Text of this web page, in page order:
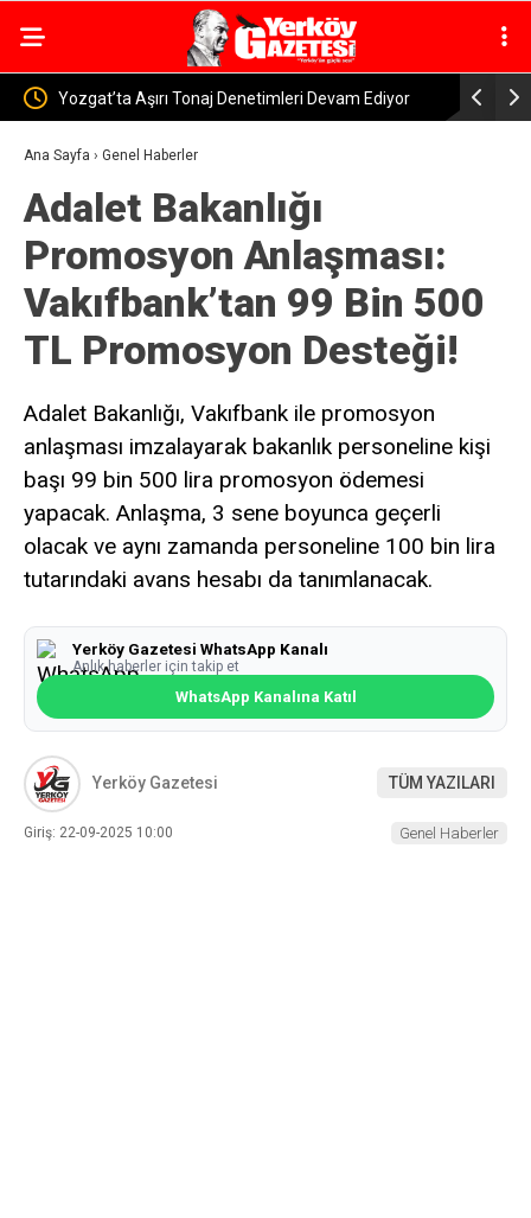
Ediyor Yerköy’de Kasten Yaralama Suçundan Aranan Şahıs
Yakalandı
Ana Sayfa › Genel Haberler
Adalet Bakanlığı
Promosyon Anlaşması:
Vakıfbank’tan 99 Bin 500
TL Promosyon Desteği!
Adalet Bakanlığı, Vakıfbank ile promosyon
anlaşması imzalayarak bakanlık personeline kişi
başı 99 bin 500 lira promosyon ödemesi
yapacak. Anlaşma, 3 sene boyunca geçerli
olacak ve aynı zamanda personeline 100 bin lira
tutarındaki avans hesabı da tanımlanacak.
Yerköy Gazetesi WhatsApp Kanalı
Anlık haberler için takip et
WhatsApp Kanalına Katıl
Yerköy Gazetesi TÜM YAZILARI
Giriş: 22-09-2025 10:00 Genel Haberler